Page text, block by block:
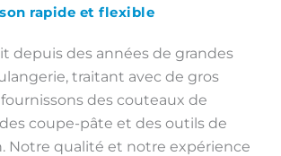
rapide et flexible
depuis des années de grandes
traitant avec de gros
des couteaux de
coupe-pâte et des outils de
Notre qualité et notre expérience